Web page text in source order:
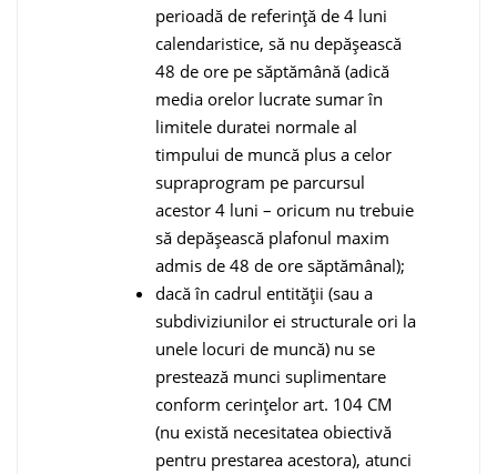
perioadă de referință de 4 luni
calendaristice, să nu depășească
48 de ore pe săptămână (adică
media orelor lucrate sumar în
limitele duratei normale al
timpului de muncă plus a celor
supraprogram pe parcursul
acestor 4 luni – oricum nu trebuie
să depăşească plafonul maxim
admis de 48 de ore săptămânal);
dacă în cadrul entităţii (sau a
subdiviziunilor ei structurale ori la
unele locuri de muncă) nu se
prestează munci suplimentare
conform cerinţelor art. 104 CM
(nu există necesitatea obiectivă
pentru prestarea acestora), atunci